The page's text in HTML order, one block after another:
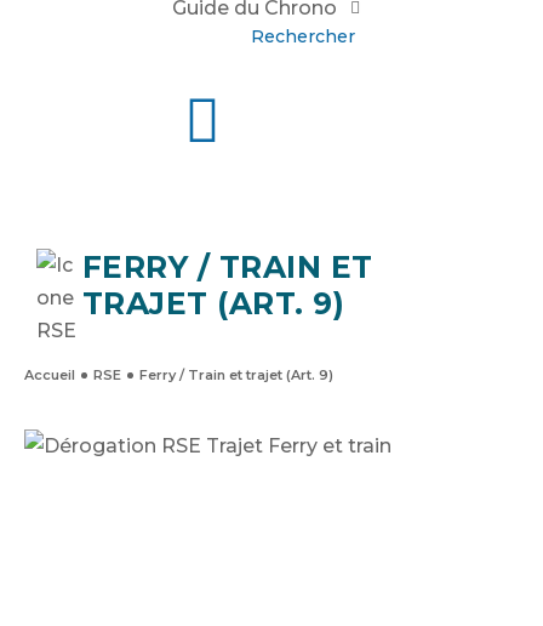
Guide du Chrono
Rechercher
FERRY / TRAIN ET
TRAJET (ART. 9)
Accueil RSE Ferry / Train et trajet (Art. 9)